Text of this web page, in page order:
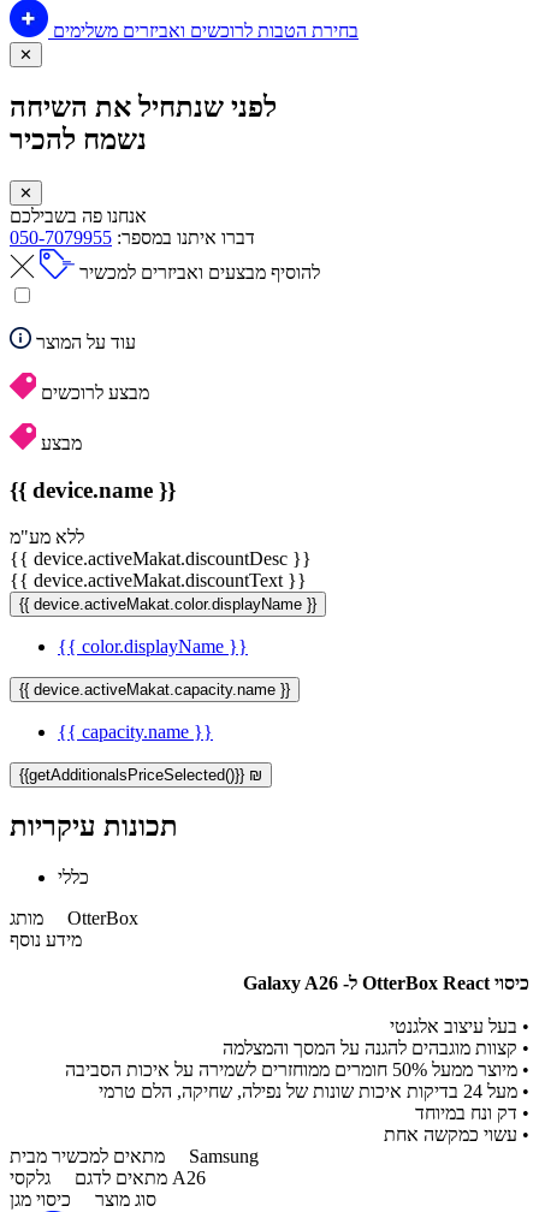
בחירת הטבות לרוכשים ואביזרים משלימים
✕
לפני שנתחיל את השיחה
נשמח להכיר
✕
אנחנו פה בשבילכם
דברו איתנו במספר: 050-7079955
להוסיף מבצעים ואביזרים למכשיר
עוד על המוצר
מבצע לרוכשים
מבצע
{{ device.name }}
ללא מע"מ
{{ device.activeMakat.discountDesc }}
{{ device.activeMakat.discountText }}
{{ device.activeMakat.color.displayName }}
{{ color.displayName }}
{{ device.activeMakat.capacity.name }}
{{ capacity.name }}
{{getAdditionalsPriceSelected()}} ₪
תכונות עיקריות
כללי
מותג OtterBox
מידע נוסף
כיסוי OtterBox React ל- Galaxy A26
• בעל עיצוב אלגנטי
• קצוות מוגבהים להגנה על המסך והמצלמה
• מיוצר ממעל 50% חומרים ממוחזרים לשמירה על איכות הסביבה
• מעל 24 בדיקות איכות שונות של נפילה, שחיקה, הלם טרמי
• דק ונח במיוחד
• עשוי כמקשה אחת
מתאים למכשיר מבית Samsung
מתאים לדגם גלקסי A26
סוג מוצר כיסוי מגן